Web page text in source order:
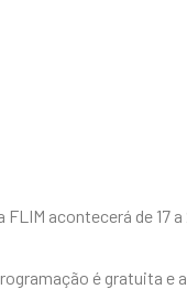
acontecerá de
é gratuita e